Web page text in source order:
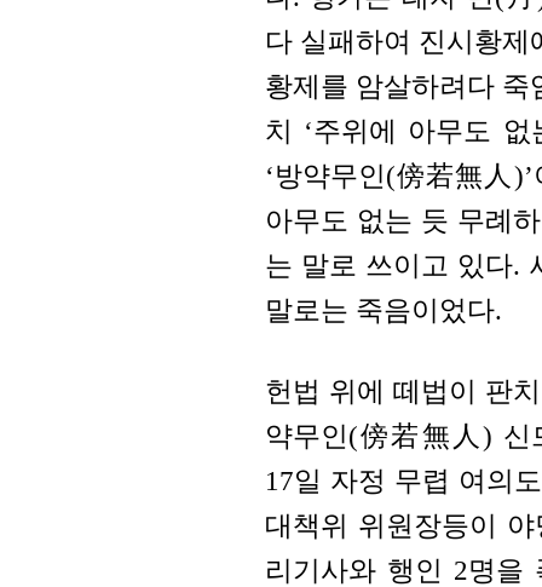
다 실패하여 진시황
황제를 암살하려다
치 ‘주위에 아무도
‘방약무인(傍若無人
아무도 없는 듯 무례
는 말로 쓰이고 있다.
말로는 죽음이었다.
헌법 위에 떼법이 판
약무인(傍若無人) 신
17일 자정 무렵 여의
대책위 위원장등이
리기사와 행인 2명을